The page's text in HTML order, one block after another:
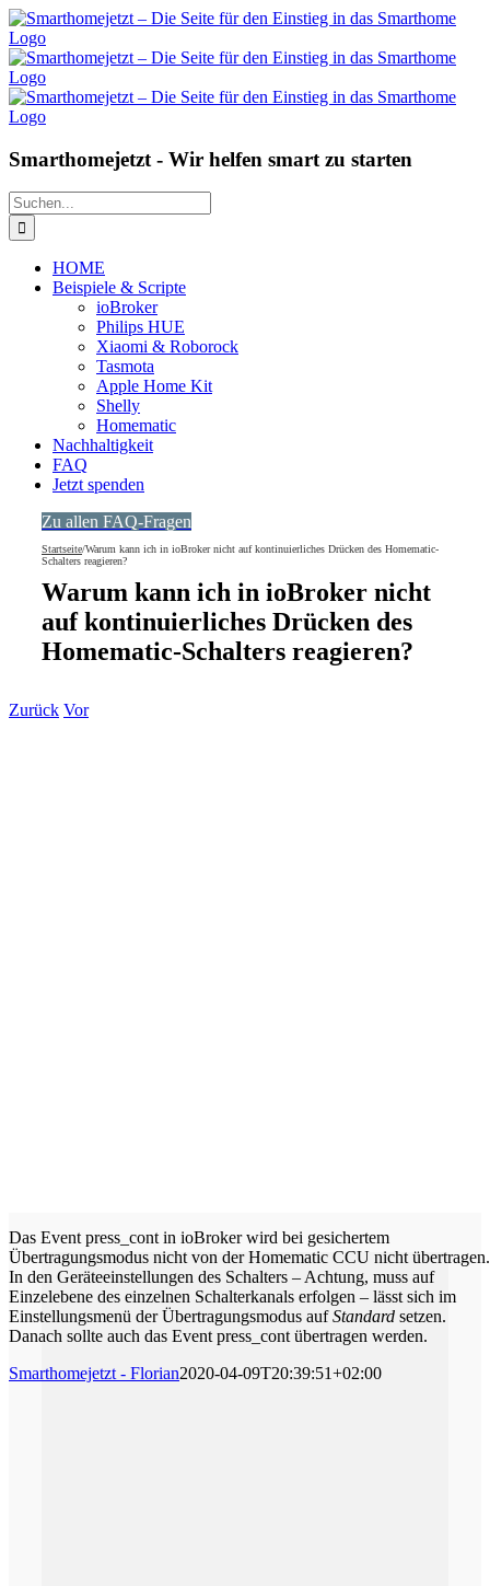
Zum
Inhalt
springen
Smarthomejetzt - Wir helfen smart zu starten
Suche
nach:
HOME
Beispiele & Scripte
ioBroker
Philips HUE
Xiaomi & Roborock
Tasmota
Apple Home Kit
Shelly
Homematic
Nachhaltigkeit
FAQ
Jetzt spenden
Zu allen FAQ-Fragen
Startseite/Warum kann ich in ioBroker nicht auf kontinuierliches Drücken des Homematic-
Schalters reagieren?
Warum kann ich in ioBroker nicht
auf kontinuierliches Drücken des
Homematic-Schalters reagieren?
Zurück Vor
Das Event press_cont in ioBroker wird bei gesichertem
Übertragungsmodus nicht von der Homematic CCU nicht übertragen.
In den Geräteeinstellungen des Schalters – Achtung, muss auf
Einzelebene des einzelnen Schalterkanals erfolgen – lässt sich im
Einstellungsmenü der Übertragungsmodus aufStandard setzen.
Danach sollte auch das Event press_cont übertragen werden.
Smarthomejetzt - Florian2020-04-09T20:39:51+02:00